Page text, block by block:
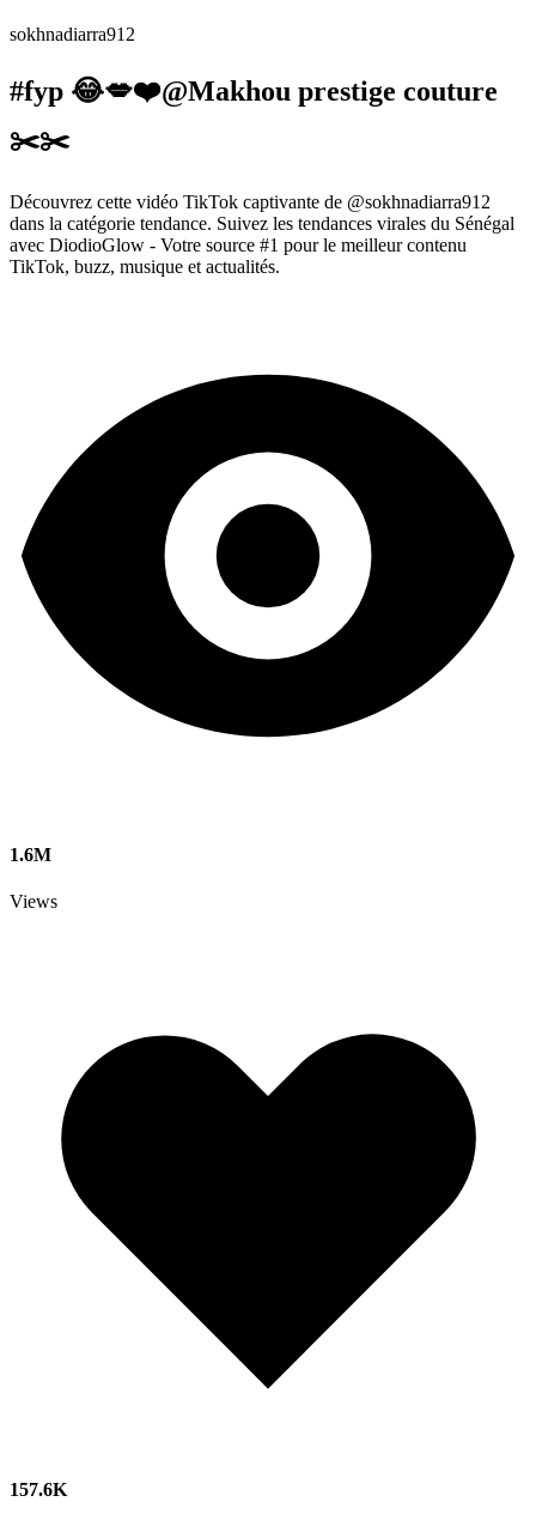
sokhnadiarra912
#fyp 😂💋❤️@Makhou prestige couture
✂️✂️
Découvrez cette vidéo TikTok captivante de @sokhnadiarra912
dans la catégorie tendance. Suivez les tendances virales du Sénégal
avec DiodioGlow - Votre source #1 pour le meilleur contenu
TikTok, buzz, musique et actualités.
1.6M
Views
157.6K